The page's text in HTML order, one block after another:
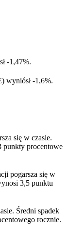
-1,47%.
wyniósł -1,6%.
się w czasie.
punkty procentowe
pogarsza się w
3,5 punktu
Średni spadek
rocznie.